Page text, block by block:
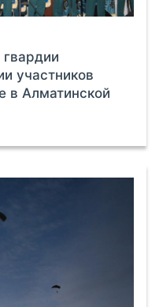
участников
в Алматинской